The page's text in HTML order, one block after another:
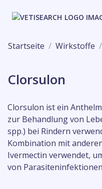
Startseite Wirkstoffe
Clorsulon
Clorsulon ist ein
zur Behandlung von
spp.) bei Rindern
Kombination mit
Ivermectin verwendet,
von